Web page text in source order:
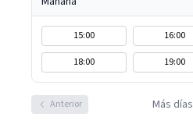
15:00 16:00
18:00
19:00
Anterior Más días